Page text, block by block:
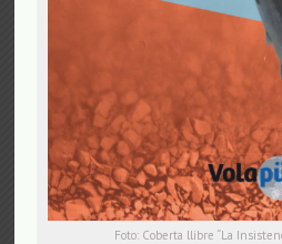
Foto: Coberta llibre “La